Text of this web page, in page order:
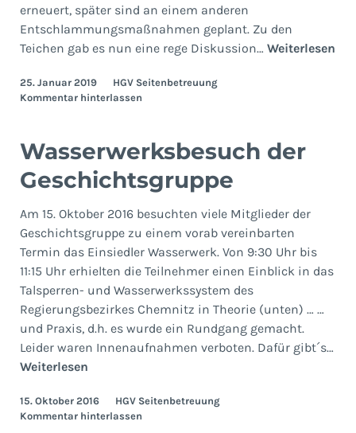
erneuert, später sind an einem anderen
Entschlammungsmaßnahmen geplant. Zu den
Teichen gab es nun eine rege Diskussion… Weiterlesen
25. Januar 2019
HGV Seitenbetreuung
Kommentar hinterlassen
Wasserwerksbesuch der
Geschichtsgruppe
Am 15. Oktober 2016 besuchten viele Mitglieder der
Geschichtsgruppe zu einem vorab vereinbarten
Termin das Einsiedler Wasserwerk. Von 9:30 Uhr bis
11:15 Uhr erhielten die Teilnehmer einen Einblick in das
Talsperren- und Wasserwerkssystem des
Regierungsbezirkes Chemnitz in Theorie (unten) … …
und Praxis, d.h. es wurde ein Rundgang gemacht.
Leider waren Innenaufnahmen verboten. Dafür gibt´s…
WeiterlesenWasserwerksbesuch
Geschichtsgruppe
15. Oktober 2016
HGV Seitenbetreuung
Kommentar hinterlassen